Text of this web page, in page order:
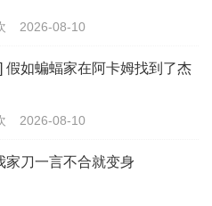
2026-08-10
假如蝙蝠家在阿卡姆找到了杰
2026-08-10
家刀一言不合就变身